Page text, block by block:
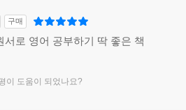
구매
서로 영어 공부하기 딱 좋은 책
이 도움이 되었나요?